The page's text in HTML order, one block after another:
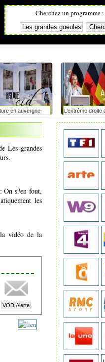
Cherchez un programme :
en auvergne-
rhône-alpes
L’extrême droite
du pouvoir en
?
Les grandes
On s?en fout,
les
la vidéo de la